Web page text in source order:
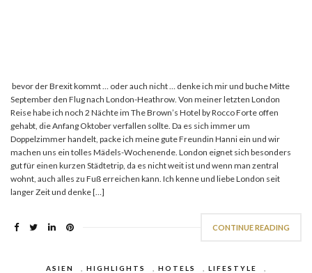
bevor der Brexit kommt … oder auch nicht … denke ich mir und buche Mitte
September den Flug nach London-Heathrow. Von meiner letzten London
Reise habe ich noch 2 Nächte im The Brown’s Hotel by Rocco Forte offen
gehabt, die Anfang Oktober verfallen sollte. Da es sich immer um
Doppelzimmer handelt, packe ich meine gute Freundin Hanni ein und wir
machen uns ein tolles Mädels-Wochenende. London eignet sich besonders
gut für einen kurzen Städtetrip, da es nicht weit ist und wenn man zentral
wohnt, auch alles zu Fuß erreichen kann. Ich kenne und liebe London seit
langer Zeit und denke […]
CONTINUE READING
ASIEN HIGHLIGHTS HOTELS LIFESTYLE